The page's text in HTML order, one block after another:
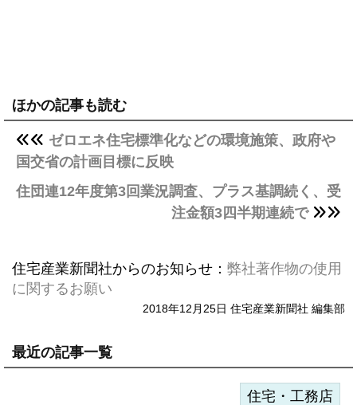
ほかの記事も読む
ゼロエネ住宅標準化などの環境施策、政府や
国交省の計画目標に反映
住団連12年度第3回業況調査、プラス基調続く、受
注金額3四半期連続で
住宅産業新聞社からのお知らせ： 弊社著作物の使用
に関するお願い
2018年12月25日 住宅産業新聞社 編集部
最近の記事一覧
住宅・工務店